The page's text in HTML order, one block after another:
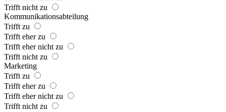
Trifft nicht zu
Kommunikationsabteilung
Trifft zu
Trifft eher zu
Trifft eher nicht zu
Trifft nicht zu
Marketing
Trifft zu
Trifft eher zu
Trifft eher nicht zu
Trifft nicht zu